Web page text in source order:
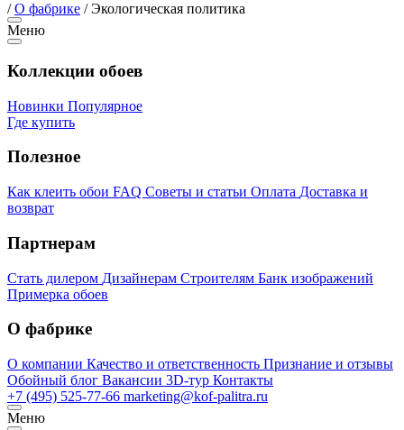
/О фабрике /Экологическая политика
Меню
Коллекции обоев
Новинки Популярное
Где купить
Полезное
Как клеить обои FAQ Советы и статьи Оплата Доставка и
возврат
Партнерам
Стать дилером Дизайнерам Строителям Банк изображений
Примерка обоев
О фабрике
О компании Качество и ответственность Признание и отзывы
Обойный блог Вакансии 3D-тур Контакты
+7 (495) 525-77-66 marketing@kof-palitra.ru
Меню